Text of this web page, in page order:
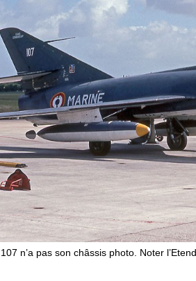
n’a pas son châssis photo. Noter